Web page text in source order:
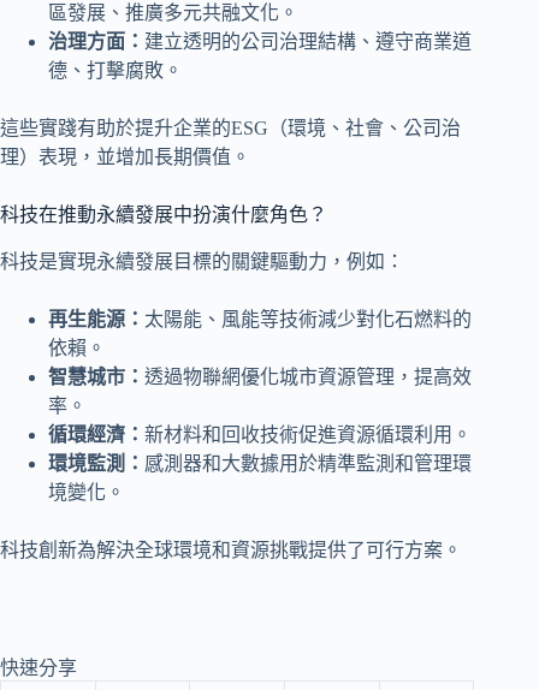
區發展、推廣多元共融文化。
治理方面： 建立透明的公司治理結構、遵守商業道
德、打擊腐敗。
這些實踐有助於提升企業的ESG（環境、社會、公司治
理）表現，並增加長期價值。
科技在推動永續發展中扮演什麼角色？
科技是實現永續發展目標的關鍵驅動力，例如：
再生能源： 太陽能、風能等技術減少對化石燃料的
依賴。
智慧城市： 透過物聯網優化城市資源管理，提高效
率。
循環經濟： 新材料和回收技術促進資源循環利用。
環境監測： 感測器和大數據用於精準監測和管理環
境變化。
科技創新為解決全球環境和資源挑戰提供了可行方案。
快速分享